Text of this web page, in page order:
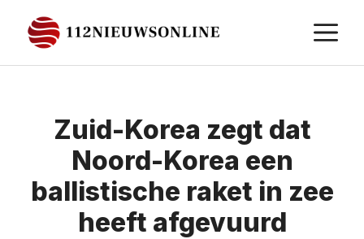
naar
de
Zuid-Korea zegt dat
Noord-Korea een
ballistische raket in zee
heeft afgevuurd